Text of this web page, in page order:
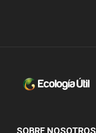
SOBRE NOSOTROS